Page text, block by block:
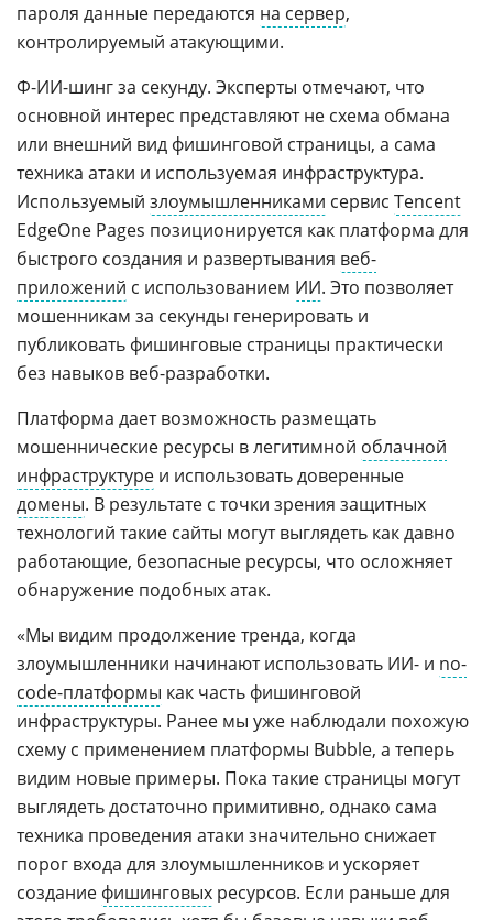
пароля данные передаются на сервер,
контролируемый атакующими.
Ф-ИИ-шинг за секунду. Эксперты отмечают, что
основной интерес представляют не схема обмана
или внешний вид фишинговой страницы, а сама
техника атаки и используемая инфраструктура.
Используемый злоумышленниками сервис Tencent
EdgeOne Pages позиционируется как платформа для
быстрого создания и развертывания веб-
приложений с использованием ИИ. Это позволяет
мошенникам за секунды генерировать и
публиковать фишинговые страницы практически
без навыков веб-разработки.
Платформа дает возможность размещать
мошеннические ресурсы в легитимной облачной
инфраструктуре и использовать доверенные
домены. В результате с точки зрения защитных
технологий такие сайты могут выглядеть как давно
работающие, безопасные ресурсы, что осложняет
обнаружение подобных атак.
«Мы видим продолжение тренда, когда
злоумышленники начинают использовать ИИ- и no-
code-платформы как часть фишинговой
инфраструктуры. Ранее мы уже наблюдали похожую
схему с применением платформы Bubble, а теперь
видим новые примеры. Пока такие страницы могут
выглядеть достаточно примитивно, однако сама
техника проведения атаки значительно снижает
порог входа для злоумышленников и ускоряет
создание фишинговых ресурсов. Если раньше для